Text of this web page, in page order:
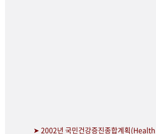
➤ 2002년 국민건강증진종합계획(Health